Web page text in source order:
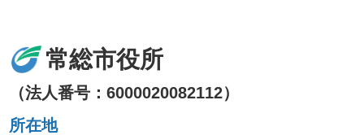
常総市役所
（法人番号：6000020082112）
所在地